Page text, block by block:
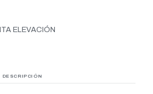
ELEVACIÓN
DESCRIPCIÓN